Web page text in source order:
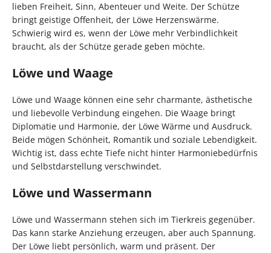
lieben Freiheit, Sinn, Abenteuer und Weite. Der Schütze
bringt geistige Offenheit, der Löwe Herzenswärme.
Schwierig wird es, wenn der Löwe mehr Verbindlichkeit
braucht, als der Schütze gerade geben möchte.
Löwe und Waage
Löwe und Waage können eine sehr charmante, ästhetische
und liebevolle Verbindung eingehen. Die Waage bringt
Diplomatie und Harmonie, der Löwe Wärme und Ausdruck.
Beide mögen Schönheit, Romantik und soziale Lebendigkeit.
Wichtig ist, dass echte Tiefe nicht hinter Harmoniebedürfnis
und Selbstdarstellung verschwindet.
Löwe und Wassermann
Löwe und Wassermann stehen sich im Tierkreis gegenüber.
Das kann starke Anziehung erzeugen, aber auch Spannung.
Der Löwe liebt persönlich, warm und präsent. Der